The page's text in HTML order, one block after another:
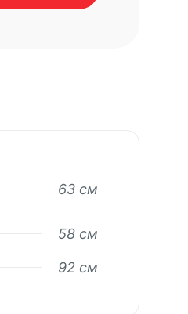
63 см
58 см
92 см